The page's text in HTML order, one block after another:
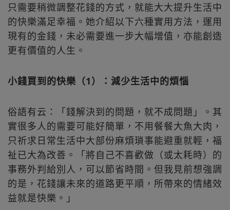
只需要稍微調整花錢的方式，就能大大提升生活中
的快樂滿足幸福。她介紹以下六種實用方法，運用
現有的金錢，未必需要進一步大幅增值，亦能創造
更有價值的人生。
小錢買到的快樂（1）：減少生活中的煩惱
俗語有云：「錢解決到的問題，就不成問題」。其
實很多人的需要可能好簡單，不用餐餐大魚大肉，
只祈求日常生活中大部份麻煩瑣事能避重就輕，福
祉已大為改善。「將自己不喜歡做（或太耗時）的
事務外判給別人，可以節省時間。但我見前想強調
的是，花錢讓未來的道路更平順，所帶來的情緒效
益就是快樂。」